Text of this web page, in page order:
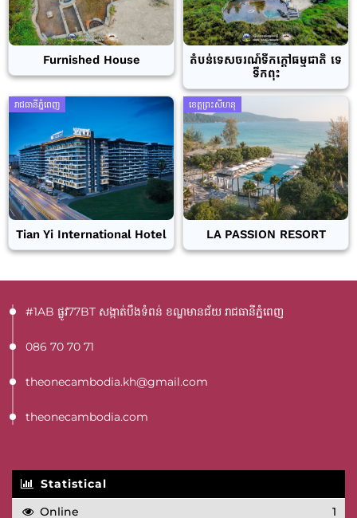
Furnished House
តំបន់ទេសចរណ៍ទឹកក្តៅធម្មជាតិ ទេ
ទឹកពុះ
រាជធានីភ្នំពេញ
Tian Yi International Hotel
ខេត្តព្រះសីហនុ
LA PASSION RESORT
#1AB ផ្លូវ77BT​ សង្កាត់បឹងទំពន់ ខណ្ឌមានជ័យ រាជធានីភ្នំពេញ
086 70 70 71
theonecambodia.kh@gmail.com
theonecambodia.com
Statistical
Online
1